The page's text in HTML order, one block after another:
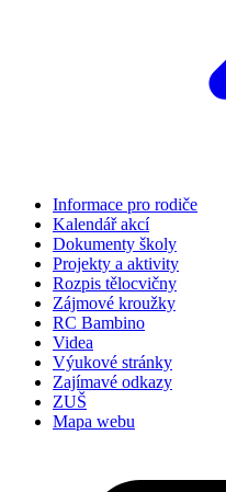
Informace pro rodiče
Kalendář akcí
Dokumenty školy
Projekty a aktivity
Rozpis tělocvičny
Zájmové kroužky
RC Bambino
Videa
Výukové stránky
Zajímavé odkazy
ZUŠ
Mapa webu